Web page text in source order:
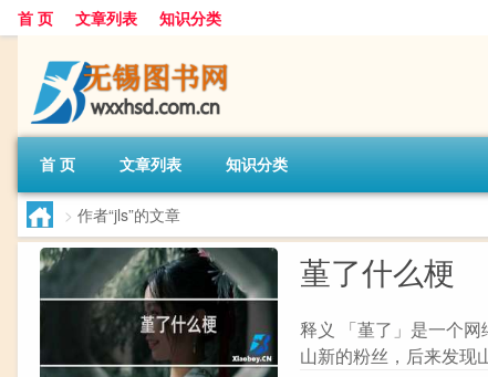
首 页 文章列表 知识分类
首 页 文章列表 知识分类
> 作者“jls”的文章
堇了什么梗
释义 「堇了」是一个
山新的粉丝，后来发现